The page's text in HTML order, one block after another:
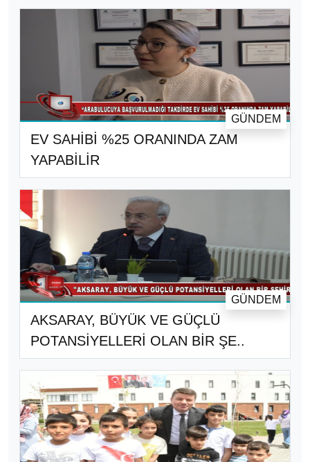
EV SAHİBİ %25 ORANINDA ZAM
YAPABİLİR
GÜNDEM
AKSARAY, BÜYÜK VE GÜÇLÜ
POTANSİYELLERİ OLAN BİR ŞE..
GÜNDEM